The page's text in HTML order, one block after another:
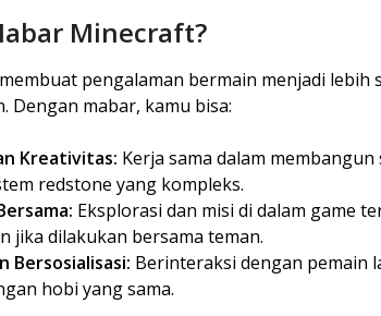
Minecraft?
pengalaman bermain menjadi
Dengan mabar, kamu bisa:
Kreativitas: Kerja sama dalam
redstone yang kompleks.
Eksplorasi dan misi di dalam game
jika dilakukan bersama teman.
Bersosialisasi: Berinteraksi dengan pemain
hobi yang sama.